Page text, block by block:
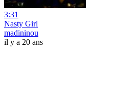
3:31
Nasty Girl
madininou
il y a 20 ans